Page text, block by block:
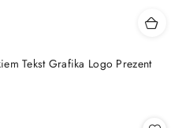
Tekst Grafika Logo Prezent